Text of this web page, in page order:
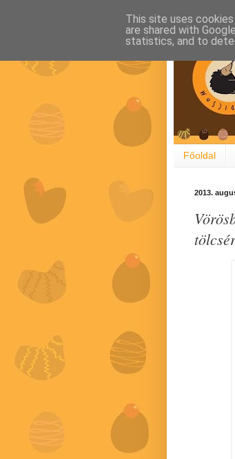
Főoldal
2013.
This site uses
are shared with
statistics, and to